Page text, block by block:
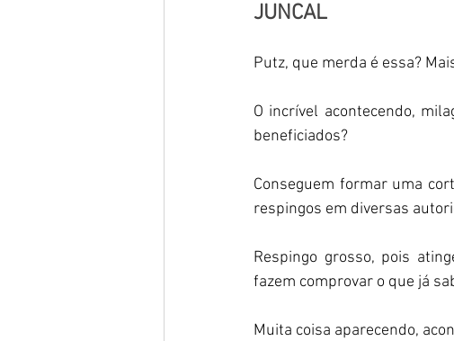
JUNCAL
Putz, que merda é essa?
O incrível acontecendo,
beneficiados?
Conseguem formar uma
respingos em diversas
Respingo grosso, pois
fazem comprovar o que já
Muita coisa aparecendo,